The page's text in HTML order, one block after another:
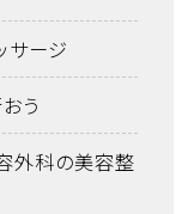
サージ
う
外科の美容整